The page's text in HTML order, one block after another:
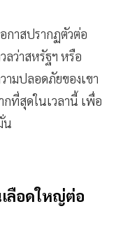
กาสปรากฏตัวต่อ
ลว่าสหรัฐฯ หรือ
ามปลอดภัยของเขา
ที่สุดในเวลานี้ เพื่อ
น
เลือดใหญ่ต่อ